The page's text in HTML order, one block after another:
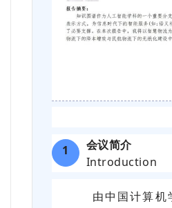
1
会议简介
Introduction
由中国计算机学